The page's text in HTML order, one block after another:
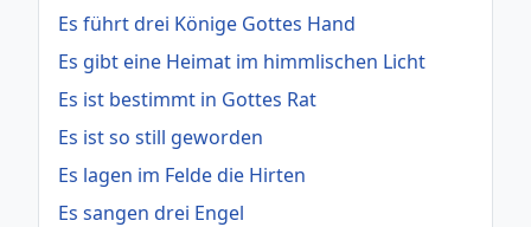
Es führt drei Könige Gottes Hand
Es gibt eine Heimat im himmlischen Licht
Es ist bestimmt in Gottes Rat
Es ist so still geworden
Es lagen im Felde die Hirten
Es sangen drei Engel